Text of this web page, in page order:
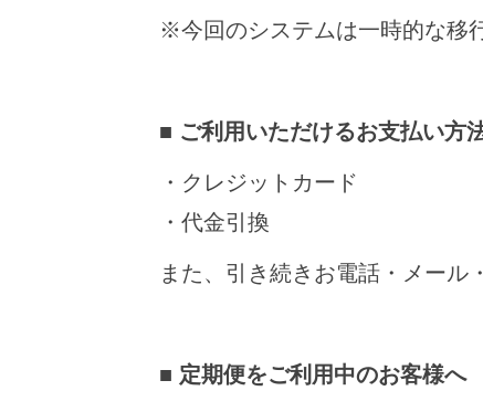
※今回のシステムは一時的な移
■ ご利用いただけるお支払い方
・クレジットカード
・代金引換
また、引き続きお電話・メール
■ 定期便をご利用中のお客様へ